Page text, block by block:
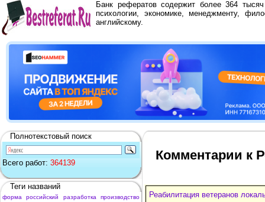
Банк рефератов содержит более 364
психологии, экономике, менеджменту,
английскому.
Полнотекстовый поиск
Всего работ: 364139
Теги названий
форма российский разработка
производство
Комментарии к
Реабилитация ветеранов